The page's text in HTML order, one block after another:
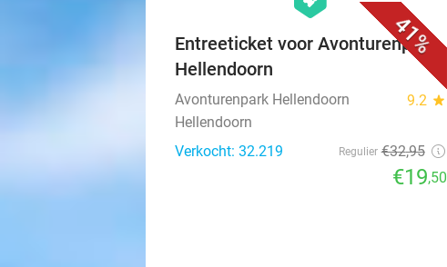
41%
Entreeticket voor Avonturenpark
Hellendoorn
Avonturenpark Hellendoorn 9.2 star
Hellendoorn
Verkocht: 32.219
Regulier €32,95
€19,50